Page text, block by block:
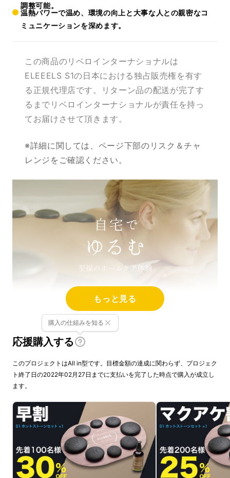
調整可能。
温熱パワーで温め、環境の向上と大事な人との親密なコ
ミュニケーションを深めます。
この商品のリベロインターナショナルは
ELEEELS S1の日本における独占販売権を有す
る正規代理店です。リターン品の配送が完了す
るまでリベロインターナショナルが責任を持っ
てお届けさせて頂きます。
※詳細に関しては、ページ下部のリスク＆チャ
レンジをご確認ください。
もっと見る
応援購入する
購入の仕組みを知る
このプロジェクトはAll in型です。目標金額の達成に関わらず、プロジェク
ト終了日の2022年02月27日までに支払いを完了した時点で購入が成立し
ます。